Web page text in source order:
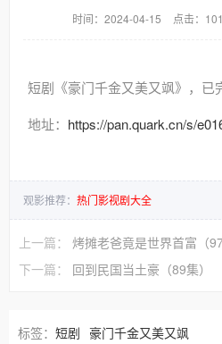
时间：2024-04-15 点击：
短剧《豪门千金又美又飒》，已
地址： https://pan.quark.cn/s/
观影推荐： 热门影视剧大全
上一篇： 烤摊老爸竟是世界首富（97
下一篇： 回到民国当土豪（89集）
标签： 短剧 豪门千金又美又飒